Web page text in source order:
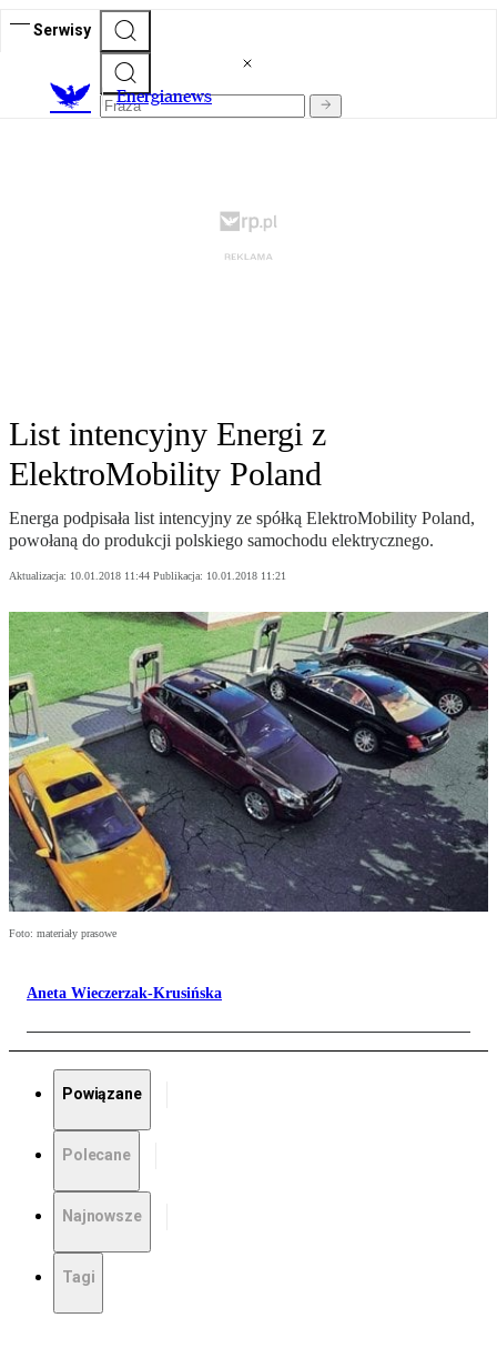
Serwisy
Energianews
List intencyjny Energi z
ElektroMobility Poland
Energa podpisała list intencyjny ze spółką ElektroMobility Poland,
powołaną do produkcji polskiego samochodu elektrycznego.
Aktualizacja: 10.01.2018 11:44 Publikacja: 10.01.2018 11:21
Foto: materiały prasowe
Aneta Wieczerzak-Krusińska
Powiązane
Polecane
Najnowsze
Tagi